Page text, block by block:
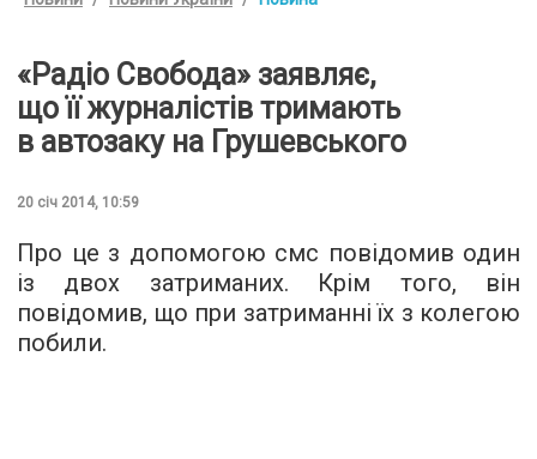
«Радіо Свобода» заявляє,
що її журналістів тримають
в автозаку на Грушевського
20 січ 2014, 10:59
Про це з допомогою смс повідомив один
із двох затриманих. Крім того, він
повідомив, що при затриманні їх з колегою
побили.